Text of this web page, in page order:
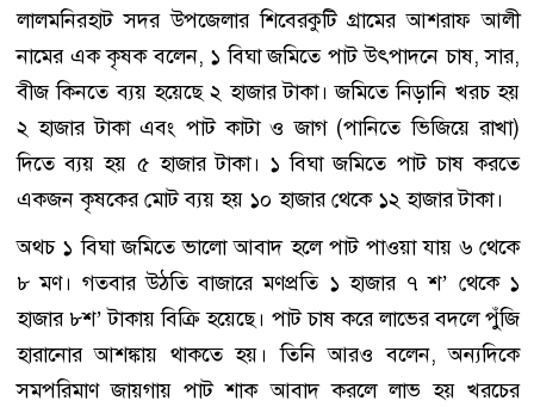
লালমনিরহাট সদর উপজেলার শিবেরকুটি গ্রামের আশরাফ আলী
নামের এক কৃষক বলেন, ১ বিঘা জমিতে পাট উৎপাদনে চাষ, সার,
বীজ কিনতে ব্যয় হয়েছে ২ হাজার টাকা। জমিতে নিড়ানি খরচ হয়
২ হাজার টাকা এবং পাট কাটা ও জাগ (পানিতে ভিজিয়ে রাখা)
দিতে ব্যয় হয় ৫ হাজার টাকা। ১ বিঘা জমিতে পাট চাষ করতে
একজন কৃষকের মোট ব্যয় হয় ১০ হাজার থেকে ১২ হাজার টাকা।
অথচ ১ বিঘা জমিতে ভালো আবাদ হলে পাট পাওয়া যায় ৬ থেকে
৮ মণ। গতবার উঠতি বাজারে মণপ্রতি ১ হাজার ৭ শ’ থেকে ১
হাজার ৮শ’ টাকায় বিক্রি হয়েছে। পাট চাষ করে লাভের বদলে পুঁজি
হারানোর আশঙ্কায় থাকতে হয়। তিনি আরও বলেন, অন্যদিকে
সমপরিমাণ জায়গায় পাট শাক আবাদ করলে লাভ হয় খরচের